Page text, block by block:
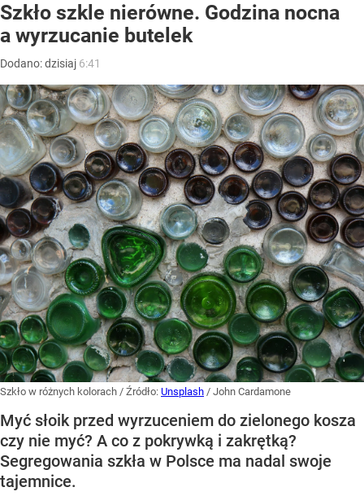
Szkło szkle nierówne. Godzina nocna
a wyrzucanie butelek
Dodano:dzisiaj 6:41
Szkło w różnych kolorach / Źródło: Unsplash / John Cardamone
Myć słoik przed wyrzuceniem do zielonego kosza
czy nie myć? A co z pokrywką i zakrętką?
Segregowania szkła w Polsce ma nadal swoje
tajemnice.